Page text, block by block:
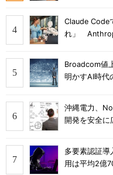
Claude Code
れ」
Broadcom値
明かすAI時代
沖縄電力、
開発を安全に
多要素認証
用は平均2億